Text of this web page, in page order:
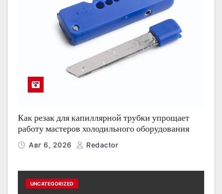
Как резак для капиллярной трубки упрощает
работу мастеров холодильного оборудования
Авг 6, 2026 Redactor
UNCATEGORIZED